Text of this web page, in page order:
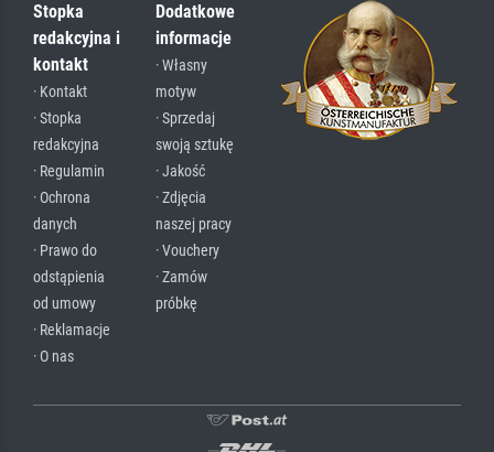
Stopka
redakcyjna i
kontakt
· Kontakt
· Stopka
redakcyjna
· Regulamin
· Ochrona
danych
· Prawo do
odstąpienia
od umowy
· Reklamacje
· O nas
Dodatkowe
informacje
· Własny
motyw
· Sprzedaj
swoją sztukę
· Jakość
· Zdjęcia
naszej pracy
· Vouchery
· Zamów
próbkę